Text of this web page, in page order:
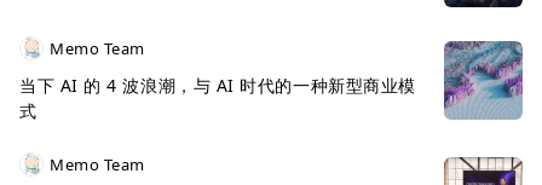
Memo Team
当下 AI 的 4 波浪潮，与 AI 时代的一种新型商业模
式
Memo Team